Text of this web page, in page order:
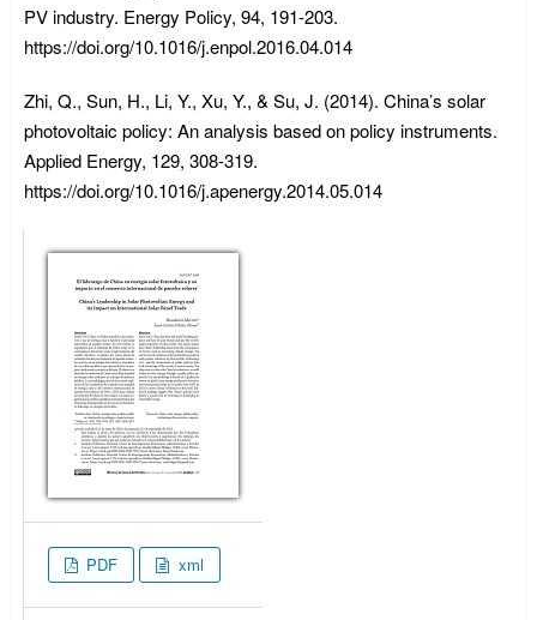
PV industry. Energy Policy, 94, 191-203.
https://doi.org/10.1016/j.enpol.2016.04.014
Zhi, Q., Sun, H., Li, Y., Xu, Y., & Su, J. (2014). China’s solar
photovoltaic policy: An analysis based on policy instruments.
Applied Energy, 129, 308-319.
https://doi.org/10.1016/j.apenergy.2014.05.014
PDF xml